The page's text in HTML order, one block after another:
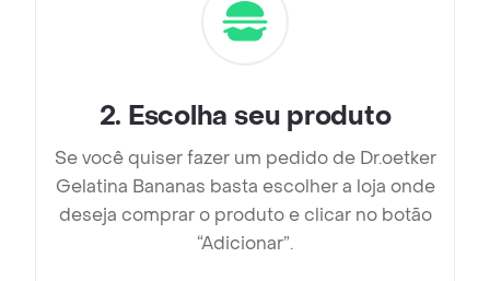
2. Escolha seu produto
Se você quiser fazer um pedido de Dr.oetker
Gelatina Bananas basta escolher a loja onde
deseja comprar o produto e clicar no botão
“Adicionar”.